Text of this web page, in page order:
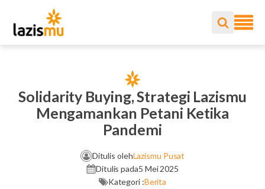
Solidarity Buying, Strategi Lazismu
Mengamankan Petani Ketika
Pandemi
Ditulis olehLazismu Pusat
Ditulis pada5 Mei 2025
Kategori :Berita